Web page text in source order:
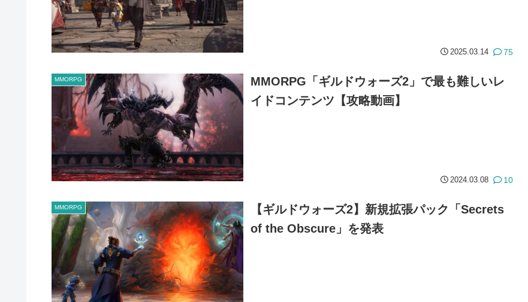
2025.03.14 75
MMORPG
MMORPG「ギルドウォーズ2」で最も難しいレ
イドコンテンツ【攻略動画】
2024.03.08 10
MMORPG
【ギルドウォーズ2】新規拡張パック「Secrets
of the Obscure」を発表